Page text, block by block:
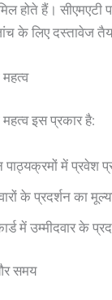
होते हैं। सीएमएटी
के लिए दस्तावेज
महत्व
महत्व इस प्रकार है:
पाठ्यक्रमों में प्रवेश
के प्रदर्शन का
में उम्मीदवार के
समय